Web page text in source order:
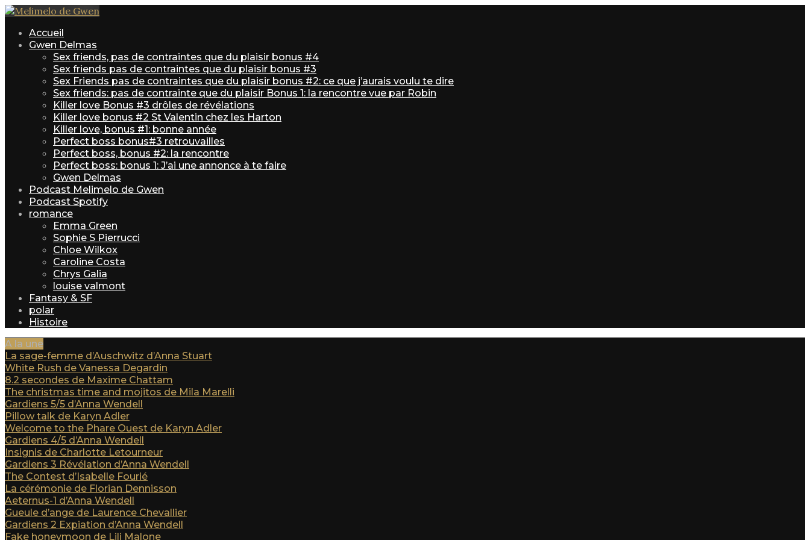
Accueil
Gwen Delmas
Sex friends, pas de contraintes que du plaisir bonus #4
Sex friends pas de contraintes que du plaisir bonus #3
Sex Friends pas de contraintes que du plaisir bonus #2: ce que j’aurais voulu te dire
Sex friends: pas de contrainte que du plaisir Bonus 1: la rencontre vue par Robin
Killer love Bonus #3 drôles de révélations
Killer love bonus #2 St Valentin chez les Harton
Killer love, bonus #1: bonne année
Perfect boss bonus#3 retrouvailles
Perfect boss, bonus #2: la rencontre
Perfect boss: bonus 1: J’ai une annonce à te faire
Gwen Delmas
Podcast Melimelo de Gwen
Podcast Spotify
romance
Emma Green
Sophie S Pierrucci
Chloe Wilkox
Caroline Costa
Chrys Galia
louise valmont
Fantasy & SF
polar
Histoire
A la une
La sage-femme d’Auschwitz d’Anna Stuart
White Rush de Vanessa Degardin
8.2 secondes de Maxime Chattam
The christmas time and mojitos de Mila Marelli
Gardiens 5/5 d’Anna Wendell
Pillow talk de Karyn Adler
Welcome to the Phare Ouest de Karyn Adler
Gardiens 4/5 d’Anna Wendell
Insignis de Charlotte Letourneur
Gardiens 3 Révélation d’Anna Wendell
The Contest d’Isabelle Fourié
La cérémonie de Florian Dennisson
Aeternus-1 d’Anna Wendell
Gueule d’ange de Laurence Chevallier
Gardiens 2 Expiation d’Anna Wendell
Fake honeymoon de Lili Malone